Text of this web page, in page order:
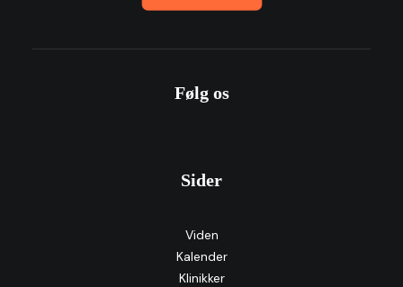
Følg os
Sider
Viden
Kalender
Klinikker